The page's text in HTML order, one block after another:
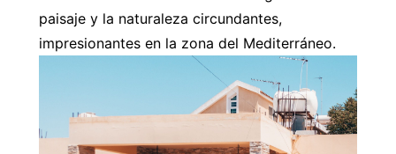
paisaje y la naturaleza circundantes,
impresionantes en la zona del Mediterráneo.